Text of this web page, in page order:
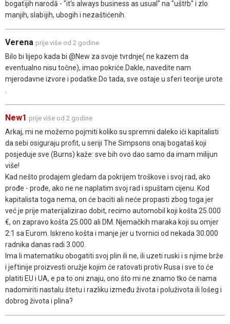
bogatïjih narodā - "it's always business as usual" na "uštṙb" i zlo
manjih, slabïjih, ubogih i nezaštićenih.
Verena prije više od 2 godine
Bilo bi lijepo kada bi @New za svoje tvrdnje( ne kazem da
eventualno nisu točne), imao pokriće.Dakle, navedite nam
mjerodavne izvore i podatke.Do tada, sve ostaje u sferi teorije urote
.
New1 prije više od 2 godine
Arkaj, mi ne možemo pojmiti koliko su spremni daleko ići kapitalisti
da sebi osiguraju profit, u seriji The Simpsons onaj bogataš koji
posjeduje sve (Burns) kaže: sve bih ovo dao samo da imam milijun
više!
Kad nešto prodajem gledam da pokrijem troškove i svoj rad, ako
prođe - prođe, ako ne ne naplatim svoj rad i spuštam cijenu. Kod
kapitalista toga nema, on će baciti ali neće propasti zbog toga jer
već je prije materijalizirao dobit, recimo automobil koji košta 25.000
€, on zapravo košta 25.000 ali DM. Njemačkih maraka koji su omjer
2:1 sa Eurom. Iskreno košta i manje jer u tvornici od nekada 30.000
radnika danas radi 3.000.
Ima li matematiku obogatiti svoj plin ili ne, ili uzeti ruski i s njime brže
i jeftinije proizvesti oružje kojim će ratovati protiv Rusa i sve to će
platiti EU i UA, e pa to oni znaju, ono što mi ne znamo tko će nama
nadomiriti nastalu štetu i razliku između života i poluživota ili lošeg i
dobrog života i plina?